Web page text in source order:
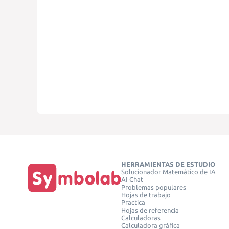
HERRAMIENTAS DE ESTUDIO
Solucionador Matemático de IA
AI Chat
Problemas populares
Hojas de trabajo
Practica
Hojas de referencia
Calculadoras
Calculadora gráfica